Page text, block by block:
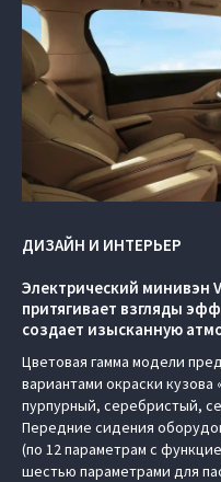
ДИЗАЙН И ИНТЕРЬЕР
Электрический минивэн
притягивает взгляды
создает изысканную
Цветовая гамма модели
вариантами окраски
пурпурный, серебристый,
Передние сидения
(по 12 параметрам с
шестью параметрами для